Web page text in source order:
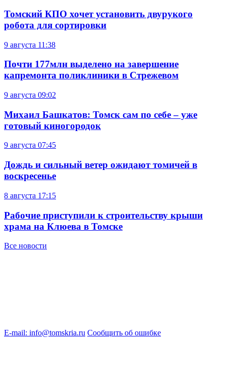
Томский КПО хочет установить двурукого
робота для сортировки
9 августа 11:38
Почти 177млн выделено на завершение
капремонта поликлиники в Стрежевом
9 августа 09:02
Михаил Башкатов: Томск сам по себе – уже
готовый киногородок
9 августа 07:45
Дождь и сильный ветер ожидают томичей в
воскресенье
8 августа 17:15
Рабочие приступили к строительству крыши
храма на Клюева в Томске
Все новости
E-mail: info@tomskria.ru Сообщить об ошибке